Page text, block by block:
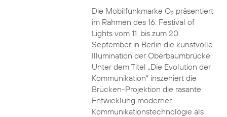
Die Mobilfunkmarke O2präsentiert
im Rahmen des 16. Festival of
Lights vom 11. bis zum 20.
September in Berlin die kunstvolle
Illumination der Oberbaumbrücke.
Unter dem Titel „Die Evolution der
Kommunikation“ inszeniert die
Brücken-Projektion die rasante
Entwicklung moderner
Kommunikationstechnologie als